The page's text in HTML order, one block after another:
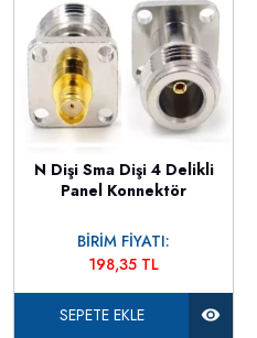
N Dişi Sma Dişi 4 Delikli
Panel Konnektör
BİRİM FİYATI:
198,35 TL
SEPETE EKLE